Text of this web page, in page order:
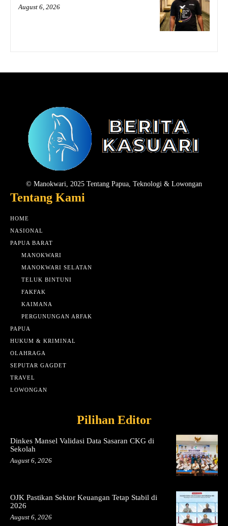
August 6, 2026
© Manokwari, 2025 Tentang Papua, Teknologi & Lowongan
Tentang Kami
HOME
NASIONAL
PAPUA BARAT
MANOKWARI
MANOKWARI SELATAN
TELUK BINTUNI
FAKFAK
KAIMANA
PERGUNUNGAN ARFAK
PAPUA
HUKUM & KRIMINAL
OLAHRAGA
SEPUTAR GAGDET
TRAVEL
LOWONGAN
Pilihan Editor
Dinkes Mansel Validasi Data Sasaran CKG di
Sekolah
August 6, 2026
OJK Pastikan Sektor Keuangan Tetap Stabil di
2026
August 6, 2026